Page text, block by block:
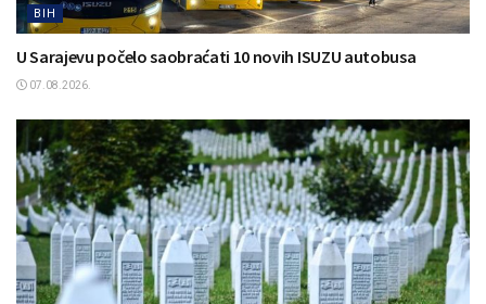
BIH
U Sarajevu počelo saobraćati 10 novih ISUZU autobusa
07.08.2026.